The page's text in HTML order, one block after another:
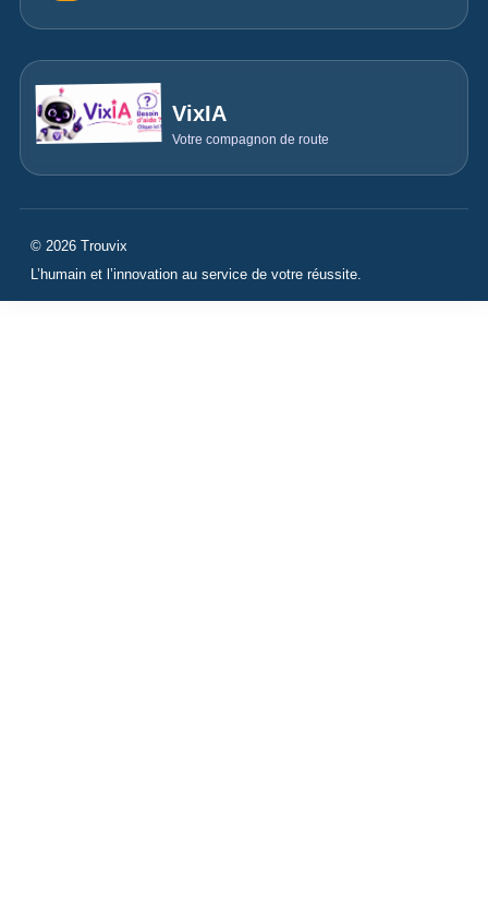
VixIA
Votre compagnon de route
© 2026 Trouvix
L’humain et l’innovation au service de votre réussite.